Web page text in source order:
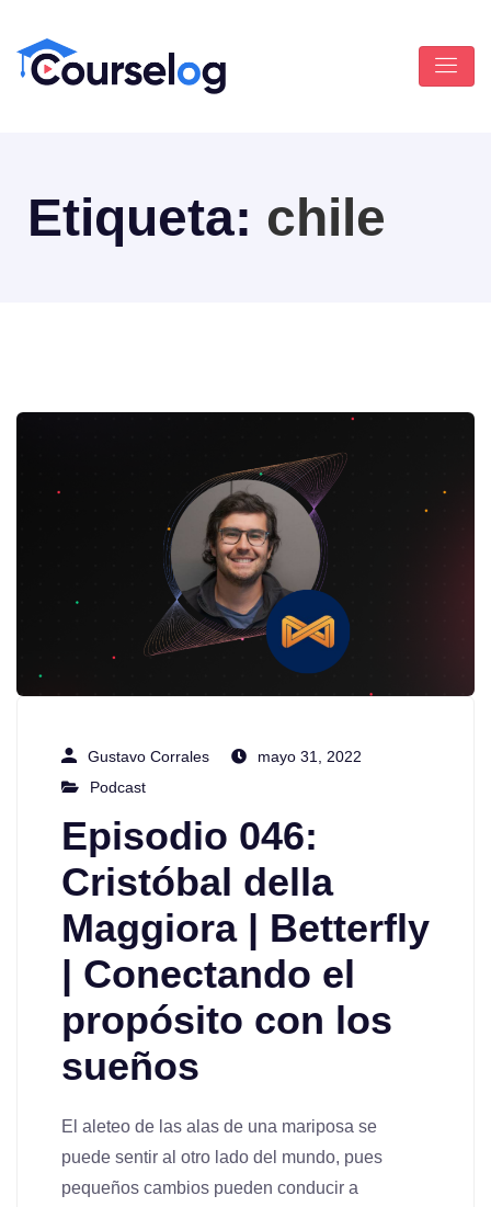
Etiqueta: chile
Gustavo Corrales
mayo 31, 2022
Podcast
Episodio 046:
Cristóbal della
Maggiora | Betterfly
| Conectando el
propósito con los
sueños
El aleteo de las alas de una mariposa se
puede sentir al otro lado del mundo, pues
pequeños cambios pueden conducir a